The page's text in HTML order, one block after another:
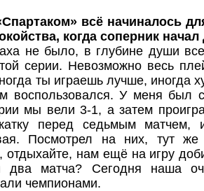
всё начиналось
когда соперник начал
не было, в глубине души
серии. Невозможно весь
ты играешь лучше, иногда
воспользовался. У меня был
мы вели 3-1, а затем
перед седьмым матчем,
Посмотрел на них, тут же
отдыхайте, нам ещё на игру
два матча? Сегодня наша
чемпионами.